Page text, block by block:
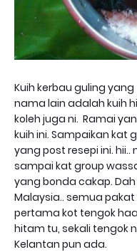
Kuih kerbau guling
nama lain adalah kuih
koleh juga ni. Ramai
kuih ini. Sampaikan kat
yang post resepi ini.
sampai kat group
yang bonda cakap.
Malaysia.. semua
pertama kot tengok
hitam tu, sekali tengok
Kelantan pun ada.